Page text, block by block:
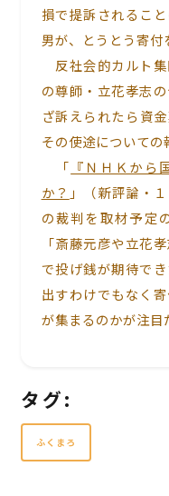
損で提訴されるこ
男が、とうとう寄付
反社会的カルト集
の尊師・立花孝志
ざ訴えられたら資
その使途についての
「 『ＮＨＫから
か？ 」（新評論・
の裁判を取材予定
「斎藤元彦や立花
で投げ銭が期待で
出すわけでもなく
が集まるのかが注目
タグ:
ふくまろ